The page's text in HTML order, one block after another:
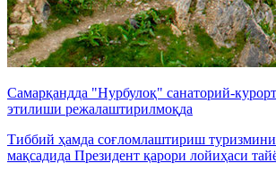
Самарқандда "Нурбулоқ" санаторий-
этилиши режалаштирилмоқда
Тиббий ҳамда соғломлаштириш
мақсадида Президент қарори лойиҳаси